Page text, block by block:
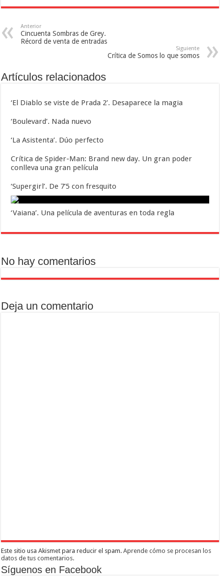
Anterior
Cincuenta Sombras de Grey.
Récord de venta de entradas
Siguiente
Crítica de Somos lo que somos
Artículos relacionados
‘El Diablo se viste de Prada 2’. Desaparece la magia
‘Boulevard’. Nada nuevo
‘La Asistenta’. Dúo perfecto
Crítica de Spider-Man: Brand new day. Un gran poder
conlleva una gran película
‘Supergirl’. De 7’5 con fresquito
‘Vaiana’. Una película de aventuras en toda regla
No hay comentarios
Deja un comentario
Este sitio usa Akismet para reducir el spam.Aprende cómo se procesan los
datos de tus comentarios.
Síguenos en Facebook